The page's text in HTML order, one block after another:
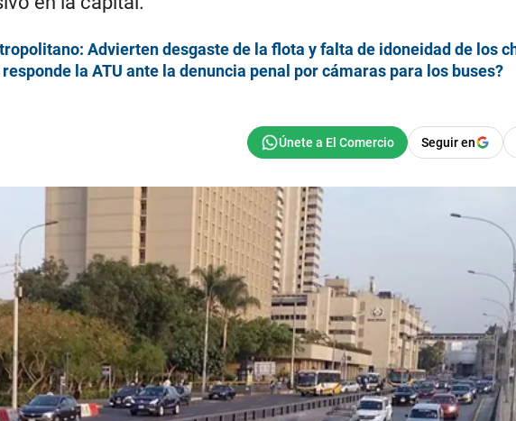
Advierten desgaste de la flota y falta de idoneidad de los
la ATU ante la denuncia penal por cámaras para los buses?
Seguir en